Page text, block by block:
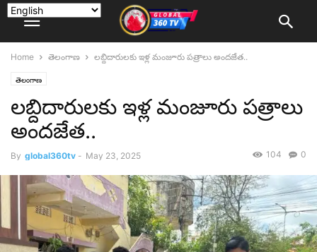
Home తెలంగాణ లబ్దిదారులకు ఇళ్ల మంజూరు పత్రాలు అందజేత..
తెలంగాణ
లబ్దిదారులకు ఇళ్ల మంజూరు పత్రాలు
అందజేత..
By global360tv - May 23, 2025 0
104